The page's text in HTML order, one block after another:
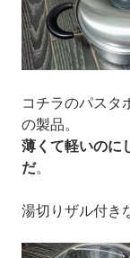
コチラのパスタ
の製品。
薄くて軽いのに
だ。
湯切りザル付き